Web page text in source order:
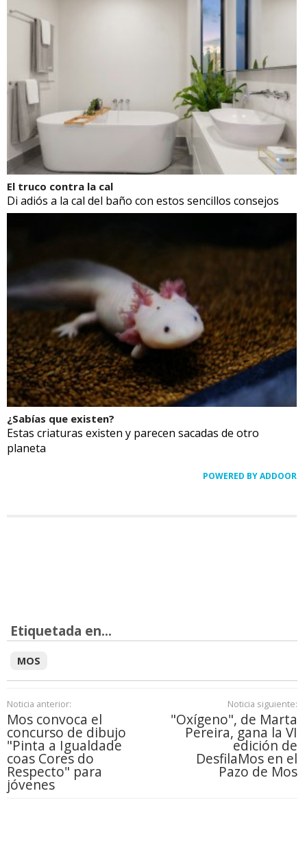
El truco contra la cal
Di adiós a la cal del baño con estos sencillos consejos
¿Sabías que existen?
Estas criaturas existen y parecen sacadas de otro
planeta
POWERED BY ADDOOR
Etiquetada en...
MOS
Noticia anterior:
Mos convoca el
concurso de dibujo
"Pinta a Igualdade
coas Cores do
Respecto" para
jóvenes
Noticia siguiente:
"Oxígeno", de Marta
Pereira, gana la VI
edición de
DesfilaMos en el
Pazo de Mos